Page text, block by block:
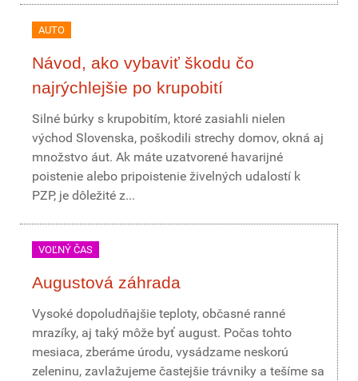
AUTO
Návod, ako vybaviť škodu čo
najrýchlejšie po krupobití
Silné búrky s krupobitím, ktoré zasiahli nielen
východ Slovenska, poškodili strechy domov, okná aj
množstvo áut. Ak máte uzatvorené havarijné
poistenie alebo pripoistenie živelných udalostí k
PZP, je dôležité z...
VOĽNÝ ČAS
Augustová záhrada
Vysoké dopoludňajšie teploty, občasné ranné
mrazíky, aj taký môže byť august. Počas tohto
mesiaca, zberáme úrodu, vysádzame neskorú
zeleninu, zavlažujeme častejšie trávniky a tešíme sa